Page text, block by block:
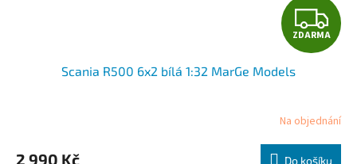
Z
D
R
M
ZDARMA
Scania R500 6x2 bílá 1:32 MarGe Models
produktu
Na objednání
2 990 Kč Do košíku